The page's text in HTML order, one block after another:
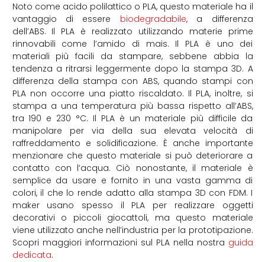
Noto come acido polilattico o PLA, questo materiale ha il
vantaggio di essere biodegradabile, a differenza
dell’ABS. Il PLA è realizzato utilizzando materie prime
rinnovabili come l’amido di mais. Il PLA è uno dei
materiali più facili da stampare, sebbene abbia la
tendenza a ritrarsi leggermente dopo la stampa 3D. A
differenza della stampa con ABS, quando stampi con
PLA non occorre una piatto riscaldato. Il PLA, inoltre, si
stampa a una temperatura più bassa rispetto all’ABS,
tra 190 e 230 °C. Il PLA è un materiale più difficile da
manipolare per via della sua elevata velocità di
raffreddamento e solidificazione. È anche importante
menzionare che questo materiale si può deteriorare a
contatto con l’acqua. Ciò nonostante, il materiale è
semplice da usare e fornito in una vasta gamma di
colori, il che lo rende adatto alla stampa 3D con FDM. I
maker usano spesso il PLA per realizzare oggetti
decorativi o piccoli giocattoli, ma questo materiale
viene utilizzato anche nell’industria per la prototipazione.
Scopri maggiori informazioni sul PLA nella nostra guida
dedicata.